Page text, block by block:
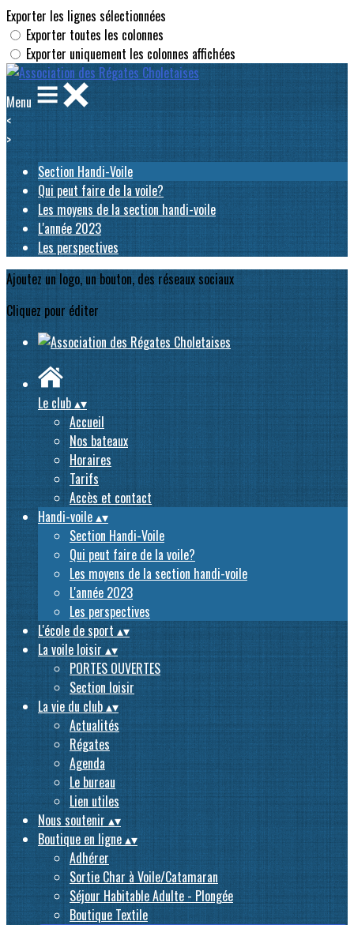
Exporter les lignes sélectionnées
Exporter toutes les colonnes
Exporter uniquement les colonnes affichées
Menu
<
>
Section Handi-Voile
Qui peut faire de la voile?
Les moyens de la section handi-voile
L'année 2023
Les perspectives
Ajoutez un logo, un bouton, des réseaux sociaux
Cliquez pour éditer
Le club▴▾
Accueil
Nos bateaux
Horaires
Tarifs
Accès et contact
Handi-voile▴▾
Section Handi-Voile
Qui peut faire de la voile?
Les moyens de la section handi-voile
L'année 2023
Les perspectives
L'école de sport ▴▾
La voile loisir▴▾
PORTES OUVERTES
Section loisir
La vie du club▴▾
Actualités
Régates
Agenda
Le bureau
Lien utiles
Nous soutenir ▴▾
Boutique en ligne▴▾
Adhérer
Sortie Char à Voile/Catamaran
Séjour Habitable Adulte - Plongée
Boutique Textile